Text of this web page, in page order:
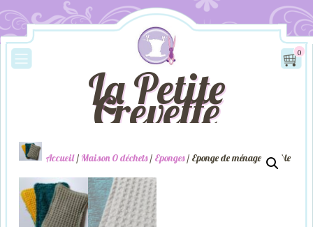
La Petite
Crevette
0
Accueil/ Maison 0 déchets/ Eponges/ Eponge de ménage lavable